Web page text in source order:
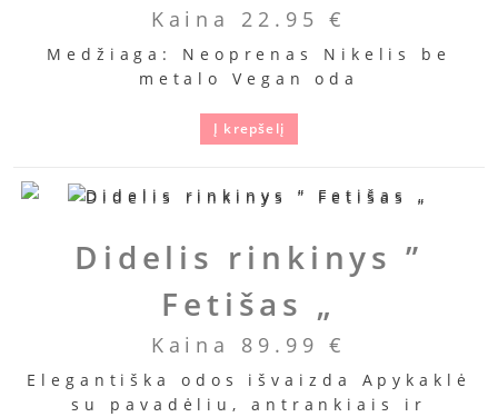
Kaina 22.95€
Medžiaga: Neoprenas Nikelis be
metalo Vegan oda
Į krepšelį
Didelis rinkinys ”
Fetišas „
Kaina 89.99€
Elegantiška odos išvaizda Apykaklė
su pavadėliu, antrankiais ir